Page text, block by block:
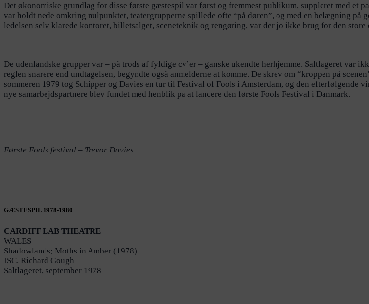
Det økonomiske grundlag for disse første gæstespil var først og fremmest publikum, suppleret med et
var holdt nede omkring nulpunktet, teatergrupperne spillede ofte “på døren”, og med en belægning
ledelsen selv klarede kontoret, billetsalget, sceneteknik og rengøring, var der jo ikke brug for den store
De udenlandske grupper var – på trods af fyldige cv’er – ganske ukendte herhjemme. Saltlageret var
reglen snarere end undtagelsen, begyndte også anmelderne at komme. De skrev om “kroppen på
sommeren 1979 tog Schipper og Davies en tur til Festival of Fools i Amsterdam, og den efterfølgende
nye samarbejdspartnere blev fundet med henblik på at lancere den første Fools Festival i Danmark.
Første Fools festival – Trevor Davies
GÆSTESPIL 1978-1980
CARDIFF LAB THEATRE
WALES
Shadowlands; Moths in Amber (1978)
ISC. Richard Gough
Saltlageret, september 1978